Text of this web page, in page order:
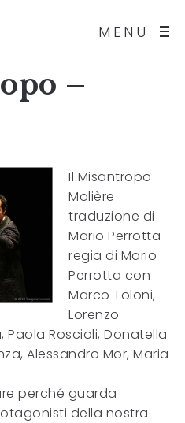
MENU
–
Il Misantropo –
Molière
traduzione di
Mario Perrotta
regia di Mario
Perrotta con
Marco Toloni,
Lorenzo
Paola Roscioli, Donatella
Alessandro Mor, Maria
perché guarda
della nostra